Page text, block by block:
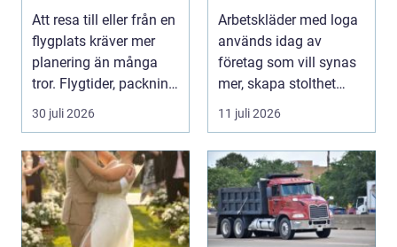
och smidig
Att resa till eller från en
flygplats kräver mer
planering än många
tror. Flygtider, packning,
säker...
30 juli 2026
varje dag
Arbetskläder med loga
används idag av
företag som vill synas
mer, skapa stolthet
inte...
11 juli 2026